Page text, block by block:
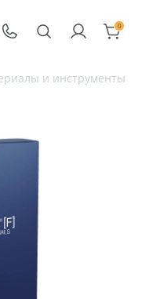
0
и инструменты